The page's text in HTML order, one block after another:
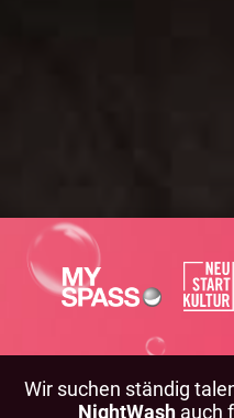
Wir suchen ständig
NightWash auch